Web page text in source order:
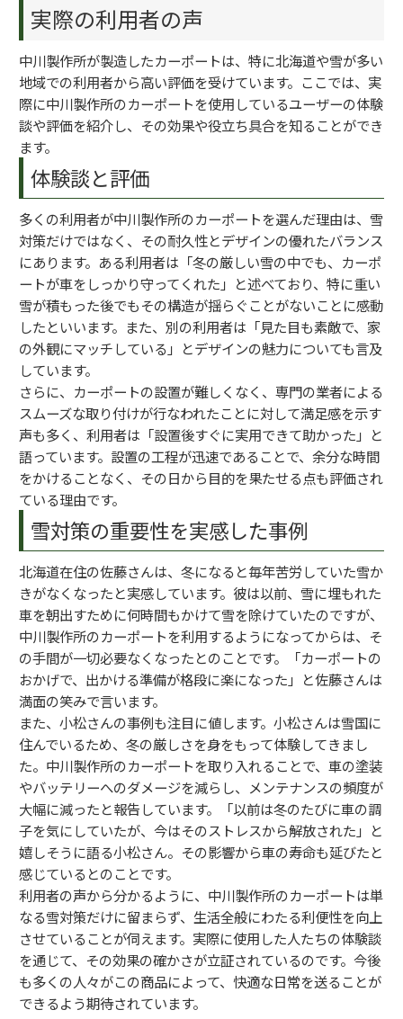
実際の利用者の声
中川製作所が製造したカーポートは、特に北海道や雪が多い
地域での利用者から高い評価を受けています。ここでは、実
際に中川製作所のカーポートを使用しているユーザーの体験
談や評価を紹介し、その効果や役立ち具合を知ることができ
ます。
体験談と評価
多くの利用者が中川製作所のカーポートを選んだ理由は、雪
対策だけではなく、その耐久性とデザインの優れたバランス
にあります。ある利用者は「冬の厳しい雪の中でも、カーポ
ートが車をしっかり守ってくれた」と述べており、特に重い
雪が積もった後でもその構造が揺らぐことがないことに感動
したといいます。また、別の利用者は「見た目も素敵で、家
の外観にマッチしている」とデザインの魅力についても言及
しています。
さらに、カーポートの設置が難しくなく、専門の業者による
スムーズな取り付けが行なわれたことに対して満足感を示す
声も多く、利用者は「設置後すぐに実用できて助かった」と
語っています。設置の工程が迅速であることで、余分な時間
をかけることなく、その日から目的を果たせる点も評価され
ている理由です。
雪対策の重要性を実感した事例
北海道在住の佐藤さんは、冬になると毎年苦労していた雪か
きがなくなったと実感しています。彼は以前、雪に埋もれた
車を朝出すために何時間もかけて雪を除けていたのですが、
中川製作所のカーポートを利用するようになってからは、そ
の手間が一切必要なくなったとのことです。「カーポートの
おかげで、出かける準備が格段に楽になった」と佐藤さんは
満面の笑みで言います。
また、小松さんの事例も注目に値します。小松さんは雪国に
住んでいるため、冬の厳しさを身をもって体験してきまし
た。中川製作所のカーポートを取り入れることで、車の塗装
やバッテリーへのダメージを減らし、メンテナンスの頻度が
大幅に減ったと報告しています。「以前は冬のたびに車の調
子を気にしていたが、今はそのストレスから解放された」と
嬉しそうに語る小松さん。その影響から車の寿命も延びたと
感じているとのことです。
利用者の声から分かるように、中川製作所のカーポートは単
なる雪対策だけに留まらず、生活全般にわたる利便性を向上
させていることが伺えます。実際に使用した人たちの体験談
を通じて、その効果の確かさが立証されているのです。今後
も多くの人々がこの商品によって、快適な日常を送ることが
できるよう期待されています。